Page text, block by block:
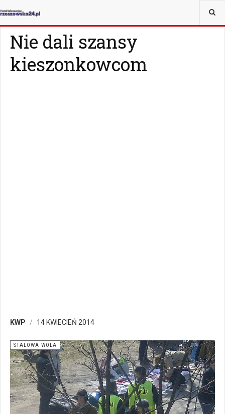
JESTEŚ TUTAJ:
Nie dali szansy
kieszonkowcom
KWP 14 KWIECIEŃ 2014
STALOWA WOLA